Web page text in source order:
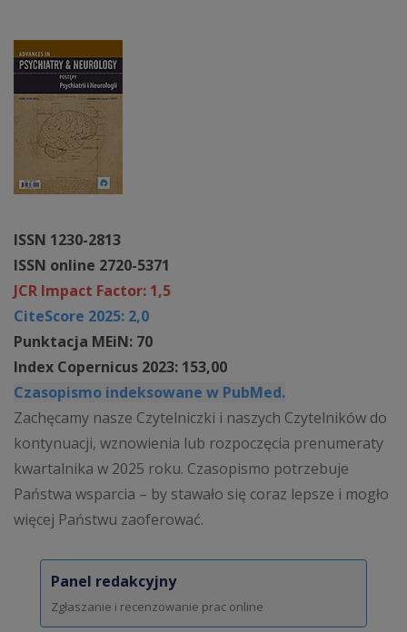
ISSN 1230-2813
ISSN online 2720-5371
JCR Impact Factor: 1,5
CiteScore 2025: 2,0
Punktacja MEiN: 70
Index Copernicus 2023: 153,00
Czasopismo indeksowane w PubMed.
Zachęcamy nasze Czytelniczki i naszych Czytelników do
kontynuacji, wznowienia lub rozpoczęcia prenumeraty
kwartalnika w 2025 roku. Czasopismo potrzebuje
Państwa wsparcia – by stawało się coraz lepsze i mogło
więcej Państwu zaoferować.
Panel redakcyjny
Zgłaszanie i recenzowanie prac online